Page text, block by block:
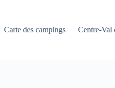
Carte des campings Centre-Val